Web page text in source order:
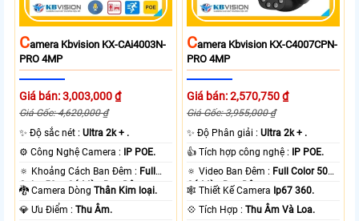
CAmera Kbvision KX-CAi4003N-
PRO 4MP
Giá bán: 3,003,000 ₫
Giá Gốc: 4,620,000 ₫
✨ Độ sắc nét :Ultra 2k + .
⚙ Công Nghệ Camera :
IP POE.
🔅 Khoảng Cách Ban Đêm : Full
Color 50m Có Màu Ban Ðêm.
🐉️ Camera DòngThân Kim loại.
️💎 Ưu Điểm :Thu Âm.
CAmera Kbvision KX-C4007CPN-
PRO 4MP
Giá bán: 2,570,750 ₫
Giá Gốc: 3,955,000 ₫
✨ Độ Phân giải :Ultra 2k + .
👍 Tích hợp công nghệ :
IP POE.
🔅 Video Ban Đêm : Full Color 50m
Có Màu Ban Ðêm.
🕸️ Thiết Kế Camera Ip67 360.
️💠 Tích Hợp :Thu Âm Và Loa.